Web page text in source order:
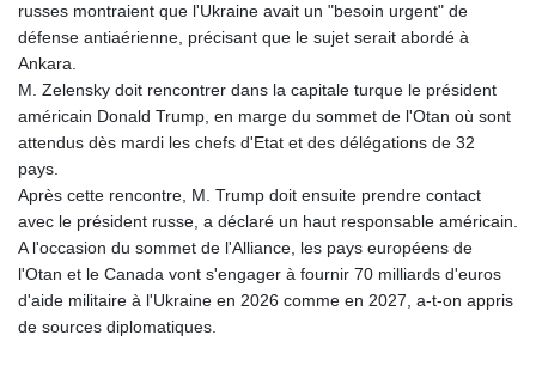
russes montraient que l'Ukraine avait un "besoin urgent" de
défense antiaérienne, précisant que le sujet serait abordé à
Ankara.
M. Zelensky doit rencontrer dans la capitale turque le président
américain Donald Trump, en marge du sommet de l'Otan où sont
attendus dès mardi les chefs d'Etat et des délégations de 32
pays.
Après cette rencontre, M. Trump doit ensuite prendre contact
avec le président russe, a déclaré un haut responsable américain.
A l'occasion du sommet de l'Alliance, les pays européens de
l'Otan et le Canada vont s'engager à fournir 70 milliards d'euros
d'aide militaire à l'Ukraine en 2026 comme en 2027, a-t-on appris
de sources diplomatiques.